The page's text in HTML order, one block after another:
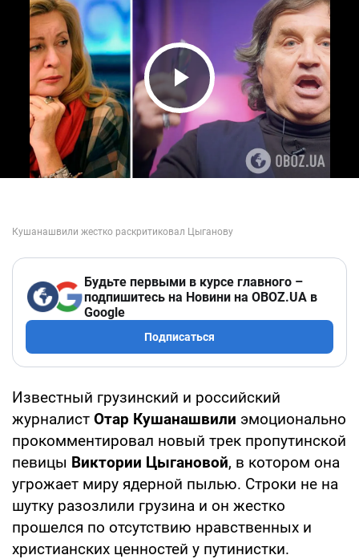
Play Video
Будьте первыми в курсе главного –
подпишитесь на Новини на OBOZ.UA в
Google
Подписаться
Известный грузинский и российский
журналист Отар Кушанашвили эмоционально
прокомментировал новый трек пропутинской
певицы Виктории Цыгановой, в котором она
угрожает миру ядерной пылью. Строки не на
шутку разозлили грузина и он жестко
прошелся по отсутствию нравственных и
христианских ценностей у путинистки.